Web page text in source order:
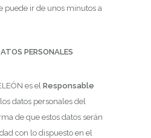
puede ir de unos minutos a
PERSONALES
es el Responsable
datos personales del
de que estos datos serán
con lo dispuesto en el